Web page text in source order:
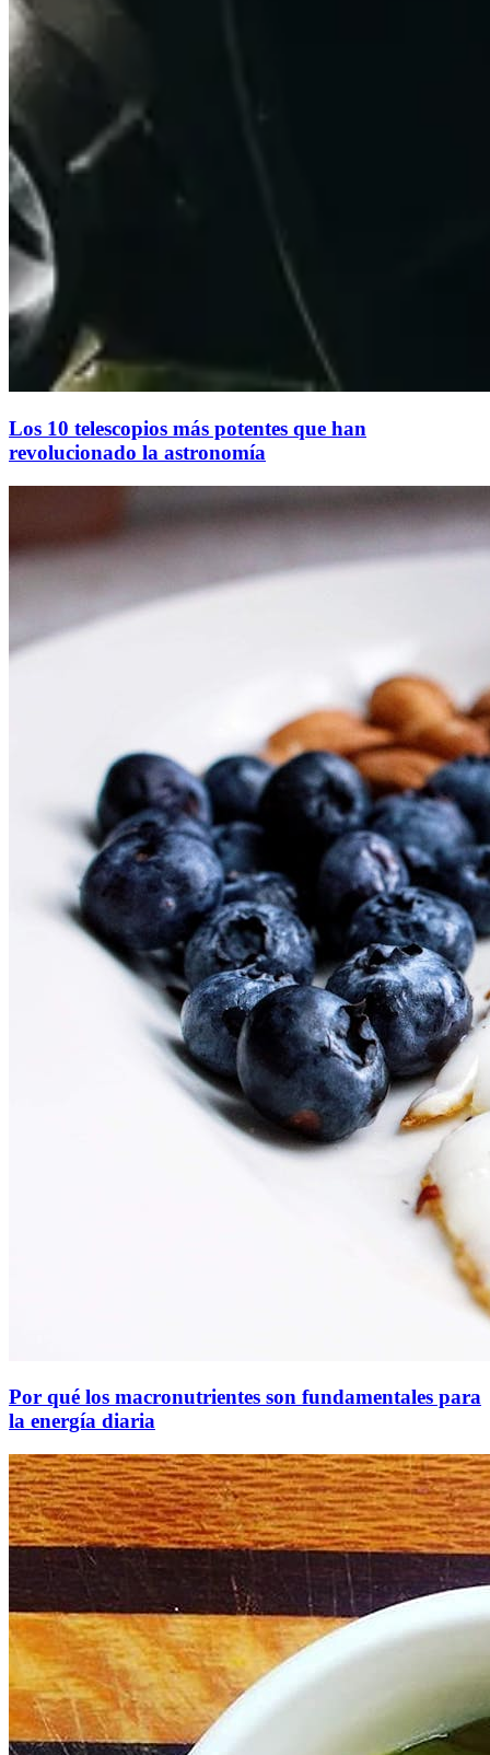
Los 10 telescopios más potentes que han
revolucionado la astronomía
Por qué los macronutrientes son fundamentales para
la energía diaria